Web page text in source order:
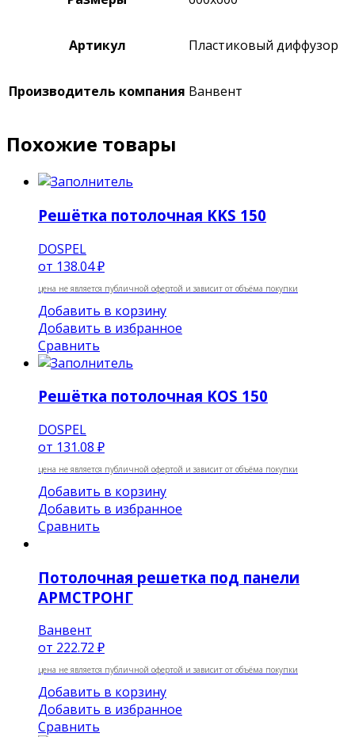
Артикул Пластиковый диффузор
Производитель компания Ванвент
Похожие товары
Решётка потолочная KKS 150
DOSPEL
от 138.04 ₽
цена не является публичной офертой и зависит от объёма покупки
Добавить в корзину
Добавить в избранное
Сравнить
Решётка потолочная KOS 150
DOSPEL
от 131.08 ₽
цена не является публичной офертой и зависит от объёма покупки
Добавить в корзину
Добавить в избранное
Сравнить
Потолочная решетка под панели
АРМСТРОНГ
Ванвент
от 222.72 ₽
цена не является публичной офертой и зависит от объёма покупки
Добавить в корзину
Добавить в избранное
Сравнить